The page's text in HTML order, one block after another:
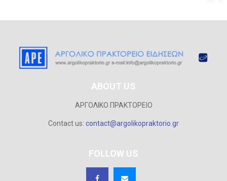
ABOUT US
ΑΡΓΟΛΙΚΟ ΠΡΑΚΤΟΡΕΙΟ
Contact us: contact@argolikopraktorio.gr
FOLLOW US